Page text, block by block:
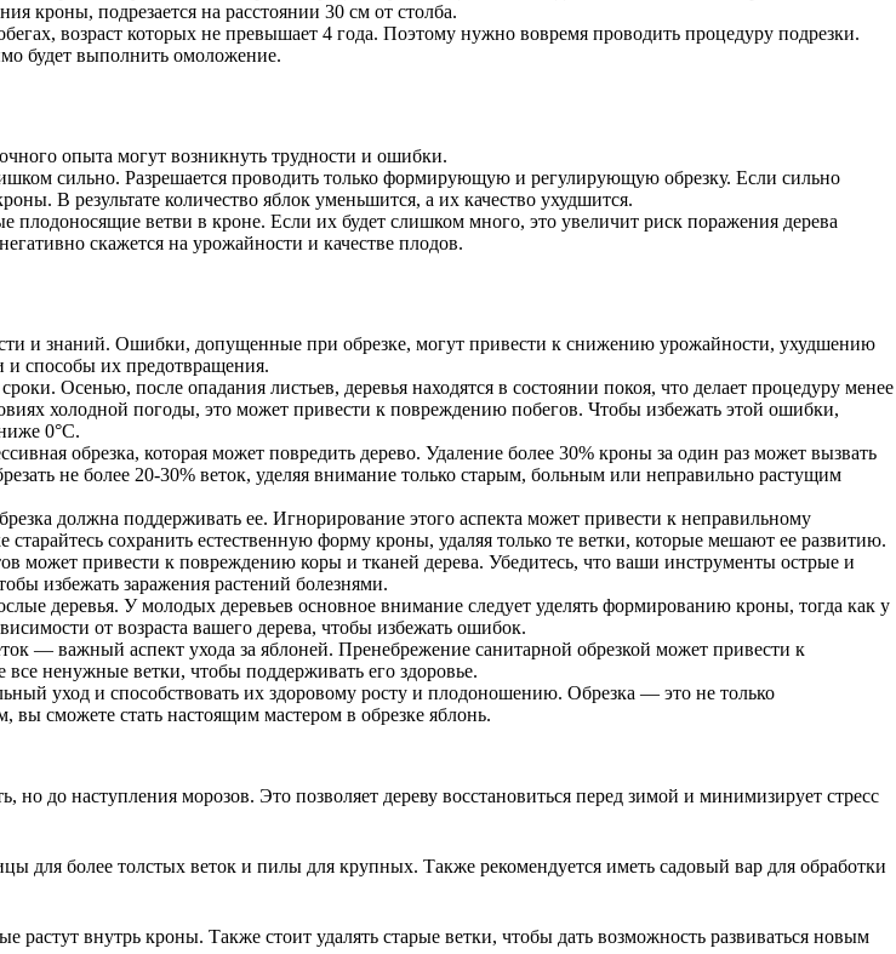
кроны, подрезается на расстоянии 30 см от столба.
возраст которых не превышает 4 года. Поэтому нужно вовремя проводить процедуру подрезки.
будет выполнить омоложение.
опыта могут возникнуть трудности и ошибки.
сильно. Разрешается проводить только формирующую и регулирующую обрезку. Если сильно
В результате количество яблок уменьшится, а их качество ухудшится.
ветви в кроне. Если их будет слишком много, это увеличит риск поражения дерева
скажется на урожайности и качестве плодов.
и знаний. Ошибки, допущенные при обрезке, могут привести к снижению урожайности, ухудшению
и способы их предотвращения.
Осенью, после опадания листьев, деревья находятся в состоянии покоя, что делает процедуру менее
холодной погоды, это может привести к повреждению побегов. Чтобы избежать этой ошибки,
0°C.
обрезка, которая может повредить дерево. Удаление более 30% кроны за один раз может вызвать
не более 20-30% веток, уделяя внимание только старым, больным или неправильно растущим
должна поддерживать ее. Игнорирование этого аспекта может привести к неправильному
сохранить естественную форму кроны, удаляя только те ветки, которые мешают ее развитию.
может привести к повреждению коры и тканей дерева. Убедитесь, что ваши инструменты острые и
избежать заражения растений болезнями.
деревья. У молодых деревьев основное внимание следует уделять формированию кроны, тогда как у
от возраста вашего дерева, чтобы избежать ошибок.
— важный аспект ухода за яблоней. Пренебрежение санитарной обрезкой может привести к
все ненужные ветки, чтобы поддерживать его здоровье.
уход и способствовать их здоровому росту и плодоношению. Обрезка — это не только
сможете стать настоящим мастером в обрезке яблонь.
но до наступления морозов. Это позволяет дереву восстановиться перед зимой и минимизирует стресс
для более толстых веток и пилы для крупных. Также рекомендуется иметь садовый вар для обработки
внутрь кроны. Также стоит удалять старые ветки, чтобы дать возможность развиваться новым